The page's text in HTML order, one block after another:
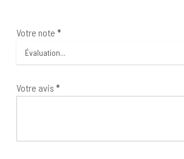
Votre note *
Votre avis *